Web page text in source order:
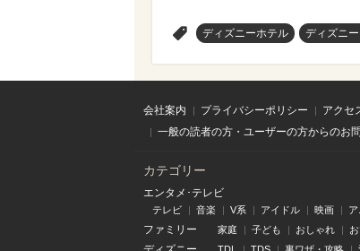
ディズニーホテル ディズニ
会社案内 プライバシーポリシー アクセ
一般の読者の方・ユーザーの方からのお
カテゴリー
エンタメ･テレビ
テレビ 音楽 V系 アイドル 映画 ア
ファミリー 家庭 子ども おしゃれ